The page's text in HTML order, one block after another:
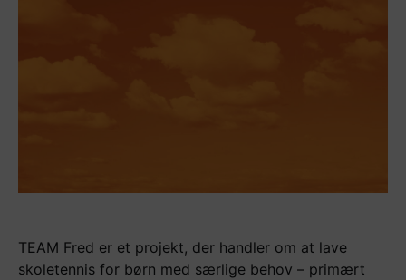
TEAM Fred er et projekt, der handler om at lave
skoletennis for børn med særlige behov – primært